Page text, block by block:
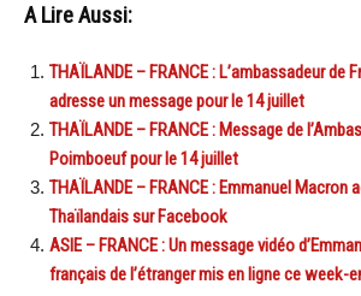
A Lire Aussi:
THAÏLANDE – FRANCE : L’ambassadeur de
adresse un message pour le 14 juillet
THAÏLANDE – FRANCE : Message de
Poimboeuf pour le 14 juillet
THAÏLANDE – FRANCE : Emmanuel Macron
Thaïlandais sur Facebook
ASIE – FRANCE : Un message vidéo
français de l’étranger mis en ligne ce week-